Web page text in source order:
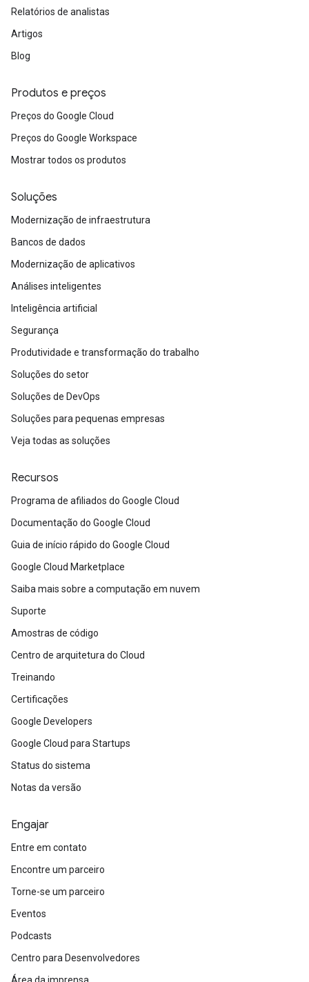
Relatórios de analistas
Artigos
Blog
Produtos e preços
Preços do Google Cloud
Preços do Google Workspace
Mostrar todos os produtos
Soluções
Modernização de infraestrutura
Bancos de dados
Modernização de aplicativos
Análises inteligentes
Inteligência artificial
Segurança
Produtividade e transformação do trabalho
Soluções do setor
Soluções de DevOps
Soluções para pequenas empresas
Veja todas as soluções
Recursos
Programa de afiliados do Google Cloud
Documentação do Google Cloud
Guia de início rápido do Google Cloud
Google Cloud Marketplace
Saiba mais sobre a computação em nuvem
Suporte
Amostras de código
Centro de arquitetura do Cloud
Treinando
Certificações
Google Developers
Google Cloud para Startups
Status do sistema
Notas da versão
Engajar
Entre em contato
Encontre um parceiro
Torne-se um parceiro
Eventos
Podcasts
Centro para Desenvolvedores
Área da imprensa